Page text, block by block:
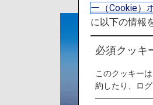
ー（Cookie）
に以下の情報
必須クッキ
このクッキー
約したり、ロ